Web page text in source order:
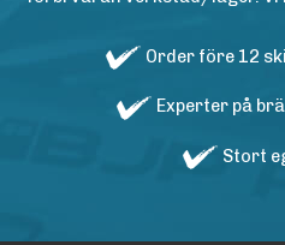
Order före 12
Experter på
Stort